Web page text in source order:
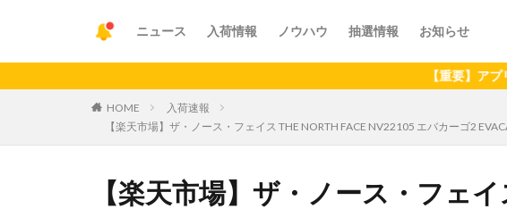
ニュース 入荷情報 ノウハウ 抽選情報 お知らせ
【重要】アプリの最新
HOME
入荷速報
【楽天市場】ザ・ノース・フェイス THE NORTH FACE NV22105 エバカーゴ2
【楽天市場】ザ・ノース・フェイ